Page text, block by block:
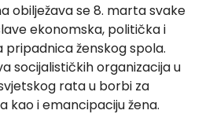
obilježava se 8. marta svake
ekonomska, politička i
ženskog spola.
socijalističkih organizacija u
rata u borbi za
kao i emancipaciju žena.